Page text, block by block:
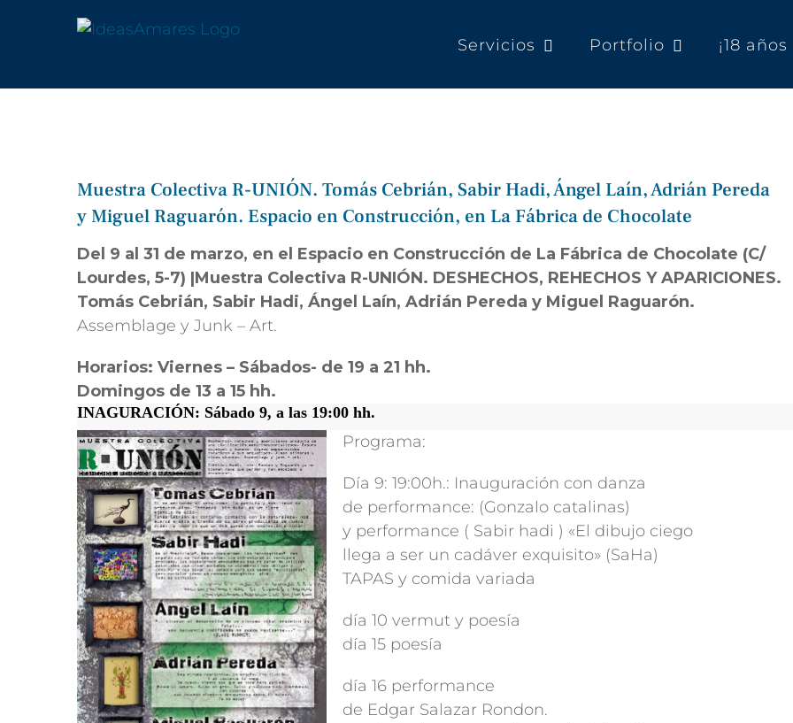
Servicios Portfolio ¡18
Muestra Colectiva R-UNIÓN. Tomás Cebrián, Sabir Hadi, Ángel Laín, Adrián Pereda
y Miguel Raguarón. Espacio en Construcción, en La Fábrica de Chocolate
Del 9 al 31 de marzo, en el Espacio en Construcción de La Fábrica de Chocolate (C/
Lourdes, 5-7) |Muestra Colectiva R-UNIÓN. DESHECHOS, REHECHOS Y APARICIONES.
Tomás Cebrián, Sabir Hadi, Ángel Laín, Adrián Pereda y Miguel Raguarón.
Assemblage y Junk – Art.
Horarios: Viernes – Sábados- de 19 a 21 hh.
Domingos de 13 a 15 hh.
INAGURACIÓN: Sábado 9, a las 19:00 hh.
Programa:
Día 9: 19:00h.: Inauguración con danza
de performance: (Gonzalo catalinas)
y performance ( Sabir hadi ) «El dibujo ciego
llega a ser un cadáver exquisito» (SaHa)
TAPAS y comida variada
día 10 vermut y poesía
día 15 poesía
día 16 performance
de Edgar Salazar Rondon.